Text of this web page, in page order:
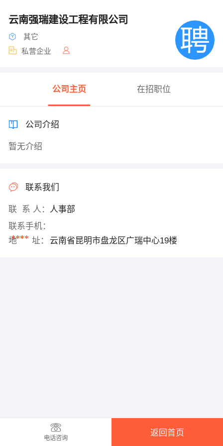
云南强瑞建设工程有限公司
其它
私营企业
公司主页 在招职位
公司介绍
暂无介绍
联系我们
联 系 人： 人事部
联系手机：
****
地 址： 云南省昆明市盘龙区广瑞中心19楼
电话咨询
返回首页